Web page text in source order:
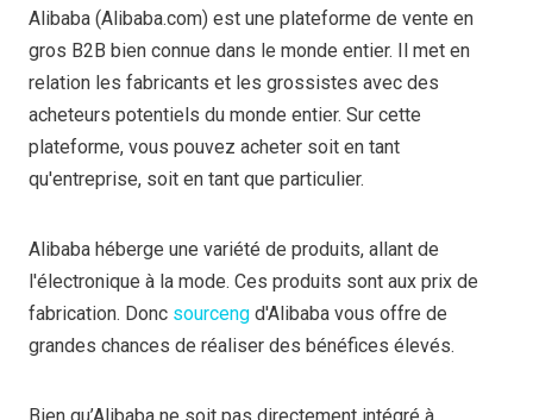
Alibaba (Alibaba.com) est une plateforme de vente en
gros B2B bien connue dans le monde entier. Il met en
relation les fabricants et les grossistes avec des
acheteurs potentiels du monde entier. Sur cette
plateforme, vous pouvez acheter soit en tant
qu'entreprise, soit en tant que particulier.
Alibaba héberge une variété de produits, allant de
l'électronique à la mode. Ces produits sont aux prix de
fabrication. Donc sourceng d'Alibaba vous offre de
grandes chances de réaliser des bénéfices élevés.